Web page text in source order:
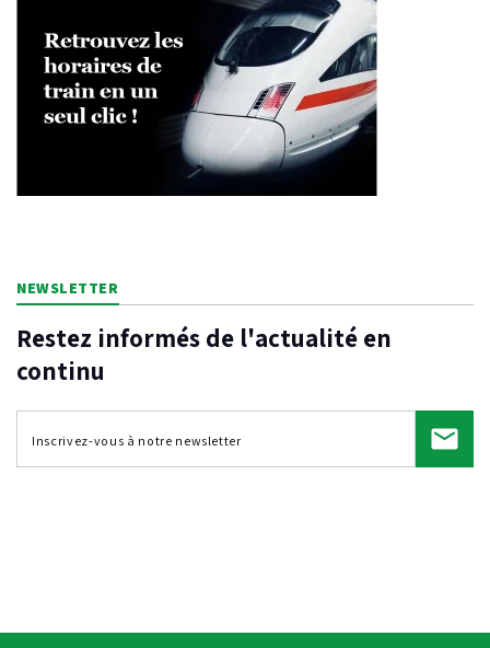
NEWSLETTER
Restez informés de l'actualité en
continu